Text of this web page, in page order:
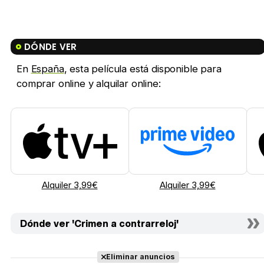
DÓNDE VER
En España, esta película está disponible para
comprar online y alquilar online:
Alquiler 3,99€ Alquiler 3,99€
Dónde ver 'Crimen a contrarreloj'
Eliminar anuncios